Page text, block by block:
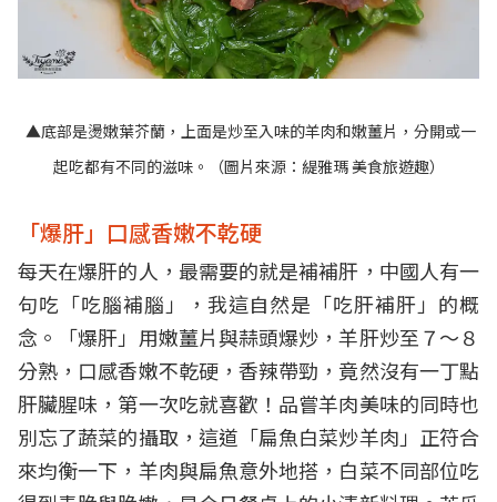
▲底部是燙嫩葉芥蘭，上面是炒至入味的羊肉和嫩薑片，分開或一
起吃都有不同的滋味。（圖片來源： 緹雅瑪 美食旅遊趣）
「爆肝」口感香嫩不乾硬
每天在爆肝的人，最需要的就是補補肝，中國人有一
句吃「吃腦補腦」，我這自然是「吃肝補肝」的概
念。「爆肝」用嫩薑片與蒜頭爆炒，羊肝炒至７～８
分熟，口感香嫩不乾硬，香辣帶勁，竟然沒有一丁點
肝臟腥味，第一次吃就喜歡！品嘗羊肉美味的同時也
別忘了蔬菜的攝取，這道「扁魚白菜炒羊肉」正符合
來均衡一下，羊肉與扁魚意外地搭，白菜不同部位吃